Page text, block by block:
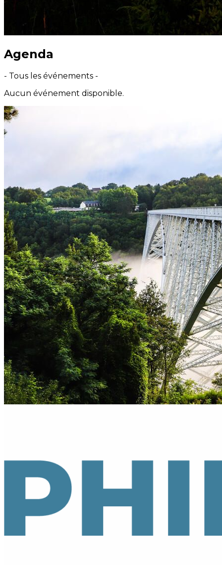
Agenda
- Tous les événements -
Aucun événement disponible.